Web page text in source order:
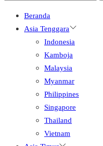
Beranda
Asia Tenggara
Indonesia
Kamboja
Malaysia
Myanmar
Philippines
Singapore
Thailand
Vietnam